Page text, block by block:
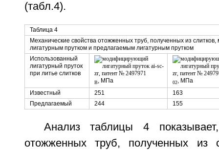
(табл.4).
Таблица 4
Механические свойства отожженных труб, полученных из
лигатурным прутком и предлагаемым лигатурным прутком
Использованный
лигатурный пруток
при литье слитков
B, МПа 02, МПа
Известный
251
163
Предлагаемый
244 155
Анализ таблицы 4
отожженных труб, полученных из